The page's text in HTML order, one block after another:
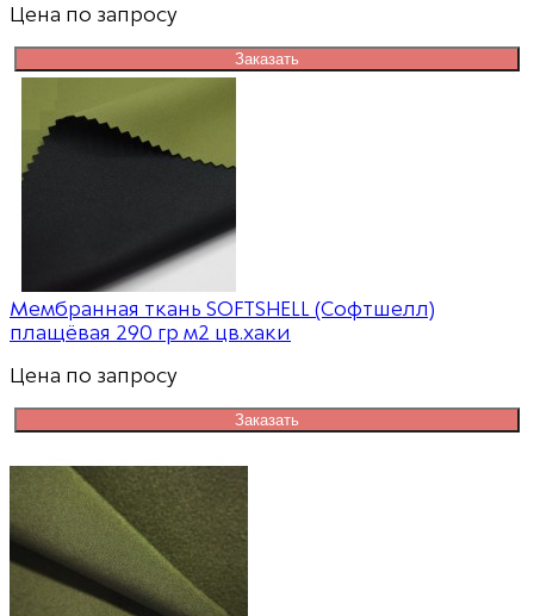
Цена по запросу
Заказать
Мембранная ткань SOFTSHELL (Софтшелл)
плащёвая 290 гр м2 цв.хаки
Цена по запросу
Заказать